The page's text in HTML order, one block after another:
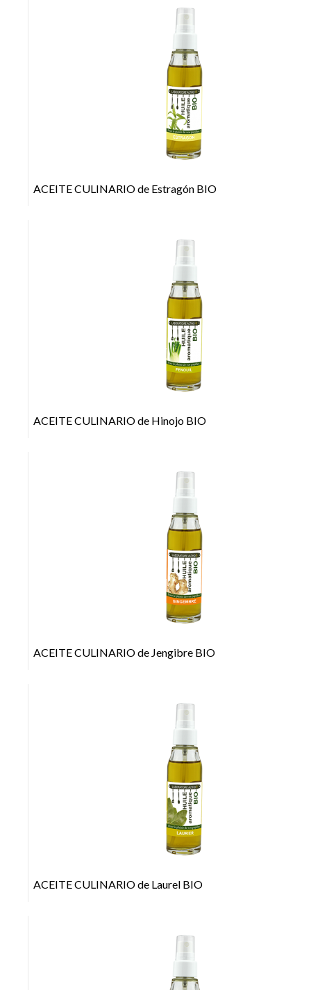
ACEITE CULINARIO de Estragón BIO
+
ACEITE CULINARIO de Hinojo BIO
+
ACEITE CULINARIO de Jengibre BIO
+
ACEITE CULINARIO de Laurel BIO
+